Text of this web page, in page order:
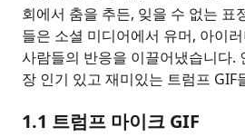
회에서 춤을 추든, 잊을 수 없는 표
들은 소셜 미디어에서 유머, 아이
사람들의 반응을 이끌어냈습니다.
장 인기 있고 재미있는 트럼프 GIF
1.1 트럼프 마이크 GIF